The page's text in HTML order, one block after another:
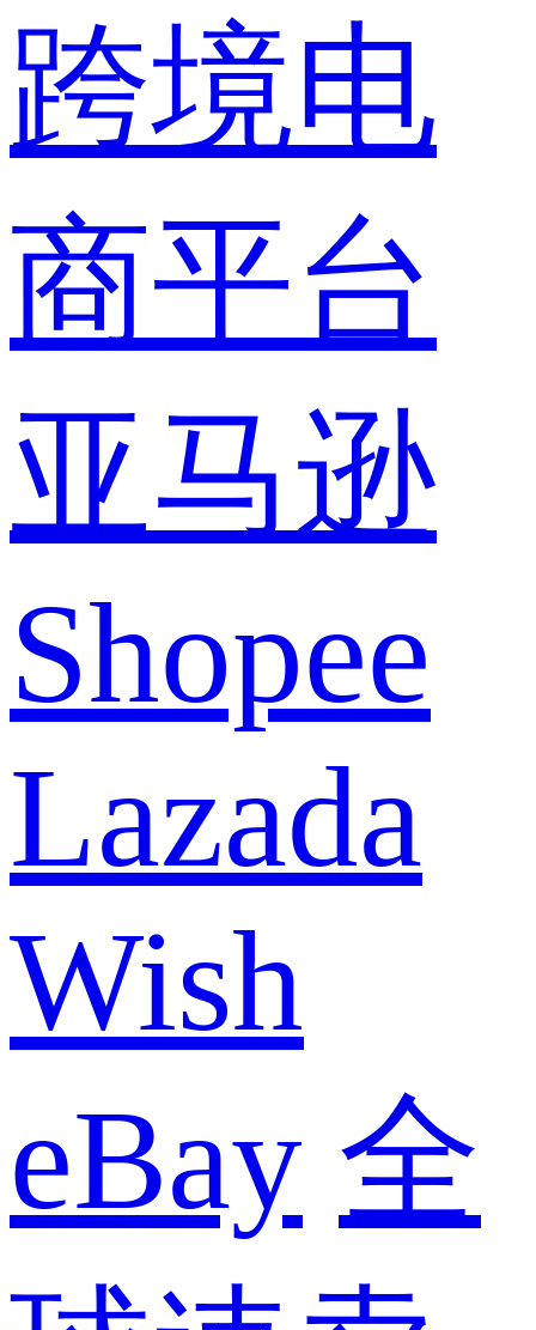
跨境电
商平台
亚马逊
Shopee
Lazada
Wish
eBay 全